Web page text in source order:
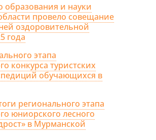
образования и науки
провело совещание
оздоровительной
года
этапа
конкурса туристских
обучающихся в
регионального этапа
юниорского лесного
в Мурманской